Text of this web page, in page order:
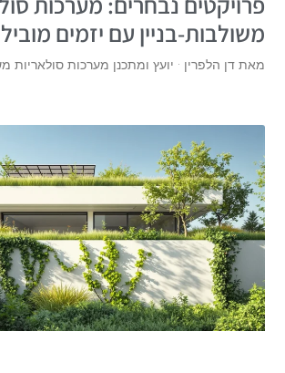
משולבות-בניין עם יזמים
מאת דן הלפרין · יועץ ומתכנן מערכות סולאריות